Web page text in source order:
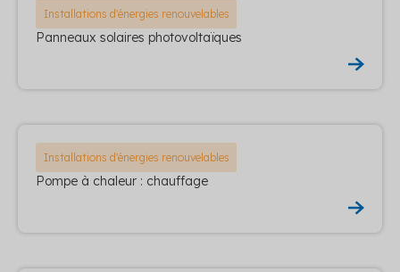
Installations d'énergies renouvelables
Panneaux solaires photovoltaïques
Installations d'énergies renouvelables
Pompe à chaleur : chauffage